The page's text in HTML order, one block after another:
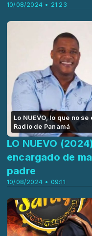
10/08/2024 • 21:23
Lo NUEVO, lo que no
Radio de Panamá
10/08/2024 • 09:11
LO NUEVO
encargado de
padre